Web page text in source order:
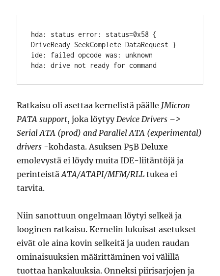
hda: status error: status=0x58 {
DriveReady SeekComplete DataRequest }
ide: failed opcode was: unknown
Ratkaisu oli asettaa kernelistä päälle JMicron
PATA support, joka löytyyDevice Drivers –>
Serial ATA (prod) and Parallel ATA (experimental)
drivers -kohdasta. Asuksen P5B Deluxe
emolevystä ei löydy muita IDE-liitäntöjä ja
perinteistäATA/ATAPI/MFM/RLL tukea ei
tarvita.
Niin sanottuun ongelmaan löytyi selkeä ja
looginen ratkaisu. Kernelin lukuisat asetukset
eivät ole aina kovin selkeitä ja uuden raudan
ominaisuuksien määrittäminen voi välillä
tuottaa hankaluuksia. Onneksi piirisarjojen ja